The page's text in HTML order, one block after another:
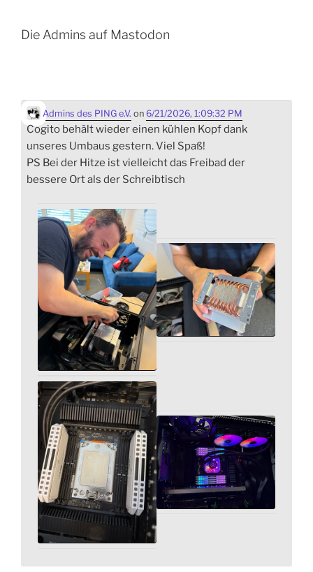
Die Admins auf Mastodon
Admins des PING e.V. on 6/21/2026, 1:09:32 PM
Cogito behält wieder einen kühlen Kopf dank
unseres Umbaus gestern. Viel Spaß!
PS Bei der Hitze ist vielleicht das Freibad der
bessere Ort als der Schreibtisch